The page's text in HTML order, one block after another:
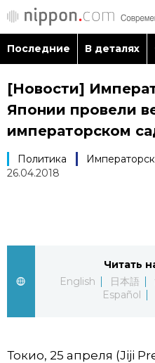
Последние
В деталях
Путеводитель по
Последние В деталях
[Новости]
Японии провели
императорском
Политика
26.04.2018
Читать
English
日本語
Español
Токио, 25 апреля (Jiji